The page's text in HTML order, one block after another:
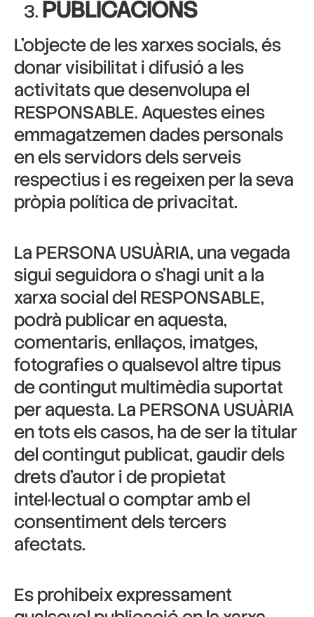
PUBLICACIONS
L’objecte de les xarxes socials, és
donar visibilitat i difusió a les
activitats que desenvolupa el
RESPONSABLE. Aquestes eines
emmagatzemen dades personals
en els servidors dels serveis
respectius i es regeixen per la seva
pròpia política de privacitat.
La PERSONA USUÀRIA, una vegada
sigui seguidora o s’hagi unit a la
xarxa social del RESPONSABLE,
podrà publicar en aquesta,
comentaris, enllaços, imatges,
fotografies o qualsevol altre tipus
de contingut multimèdia suportat
per aquesta. La PERSONA USUÀRIA
en tots els casos, ha de ser la titular
del contingut publicat, gaudir dels
drets d’autor i de propietat
intel·lectual o comptar amb el
consentiment dels tercers
afectats.
Es prohibeix expressament